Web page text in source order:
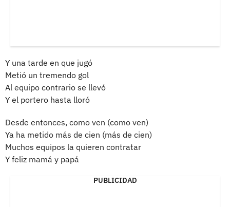
Y una tarde en que jugó
Metió un tremendo gol
Al equipo contrario se llevó
Y el portero hasta lloró
Desde entonces, como ven (como ven)
Ya ha metido más de cien (más de cien)
Muchos equipos la quieren contratar
Y feliz mamá y papá
PUBLICIDAD